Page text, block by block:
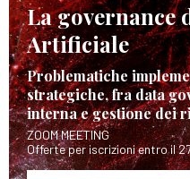
La governance
Artificiale
Problematiche
strategiche, fra data
interna e gestione dei
ZOOM MEETING
Offerte per iscrizioni entro il